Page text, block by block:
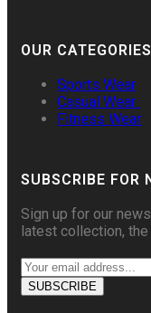
OUR CATEGORIES
Sports Wear
Casual Wear
Fitness Wear
SUBSCRIBE FOR
Sign up for our
latest collection,